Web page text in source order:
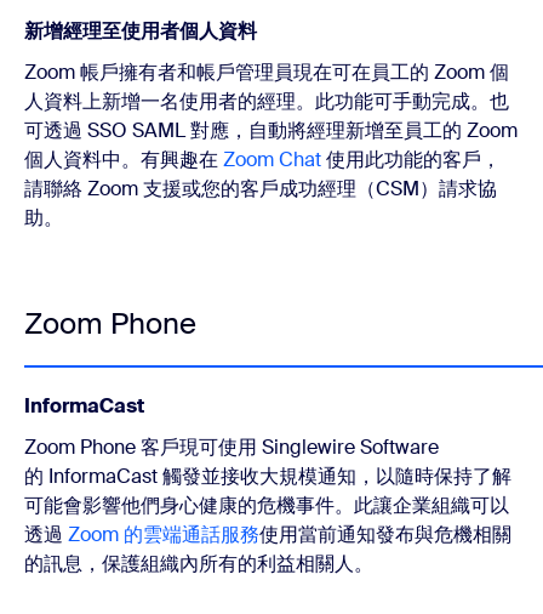
新增經理至使用者個人資料
Zoom 帳戶擁有者和帳戶管理員現在可在員工的 Zoom 個
人資料上新增一名使用者的經理。此功能可手動完成。也
可透過 SSO SAML 對應，自動將經理新增至員工的 Zoom
個人資料中。有興趣在Zoom Chat使用此功能的客戶，
請聯絡 Zoom 支援或您的客戶成功經理（CSM）請求協
助。
Zoom Phone
InformaCast
Zoom Phone 客戶現可使用 Singlewire Software
的 InformaCast 觸發並接收大規模通知，以隨時保持了解
可能會影響他們身心健康的危機事件。此讓企業組織可以
透過 Zoom 的雲端通話服務使用當前通知發布與危機相關
的訊息，保護組織內所有的利益相關人。